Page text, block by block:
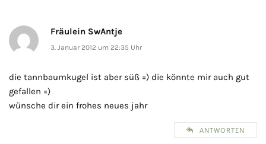
Fräulein SwAntje
3. Januar 2012 um 22:35 Uhr
die tannbaumkugel ist aber süß =) die könnte mir auch gut
gefallen =)
wünsche dir ein frohes neues jahr
ANTWORTEN